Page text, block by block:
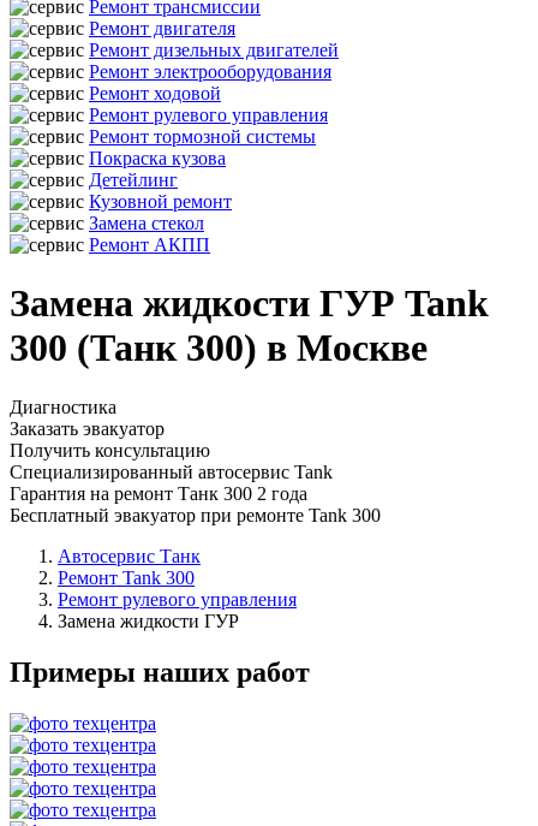
Ремонт трансмиссии
Ремонт двигателя
Ремонт дизельных двигателей
Ремонт электрооборудования
Ремонт ходовой
Ремонт рулевого управления
Ремонт тормозной системы
Покраска кузова
Детейлинг
Кузовной ремонт
Замена стекол
Ремонт АКПП
Замена жидкости ГУР Tank
300 (Танк 300) в Москве
Диагностика
Заказать эвакуатор
Получить консультацию
Специализированный автосервис Tank
Гарантия на ремонт Танк 300 2 года
Бесплатный эвакуатор при ремонте Tank 300
Автосервис Танк
Ремонт Tank 300
Ремонт рулевого управления
Замена жидкости ГУР
Примеры наших работ